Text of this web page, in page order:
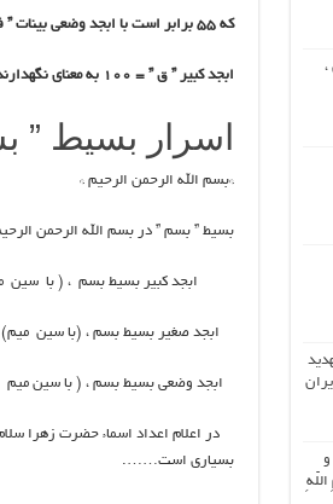
که ۵۵ برابر است با ابجد وضعی بینات ” فاطمه “و ۱۰۰ برابر است با ابجد وضعی بسیط ” فاطمه “
ابجد کبیر ” ق ” = ۱۰۰ به معنای نگهدارنده است ……
اسرار بسیط ”
*بسم الله الرحمن الرحیم *
بسیط ” بسم ” در بسم الله الرحمن
ابجد کبیر بسیط بسم ، ( با سین میم ) = ۲۱۳ = ابجد کبیر ” زهرا ”
ابجد صغیر بسیط بسم ، (با سین میم) = ۴۵ = ابجد وضعی یا جایگاه عددی “فاطمه ” سلام
ابجد وضعی بسیط بسم ، ( با سین میم )= 78 = ابجد وضعی * فاطمه
در اعلام اعداد اسماء حضرت زهرا سلام
بسیاری است…….